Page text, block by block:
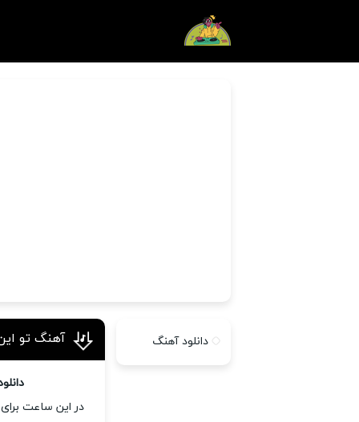
آهنگ تو
در این ساعت
دانلود آهنگ